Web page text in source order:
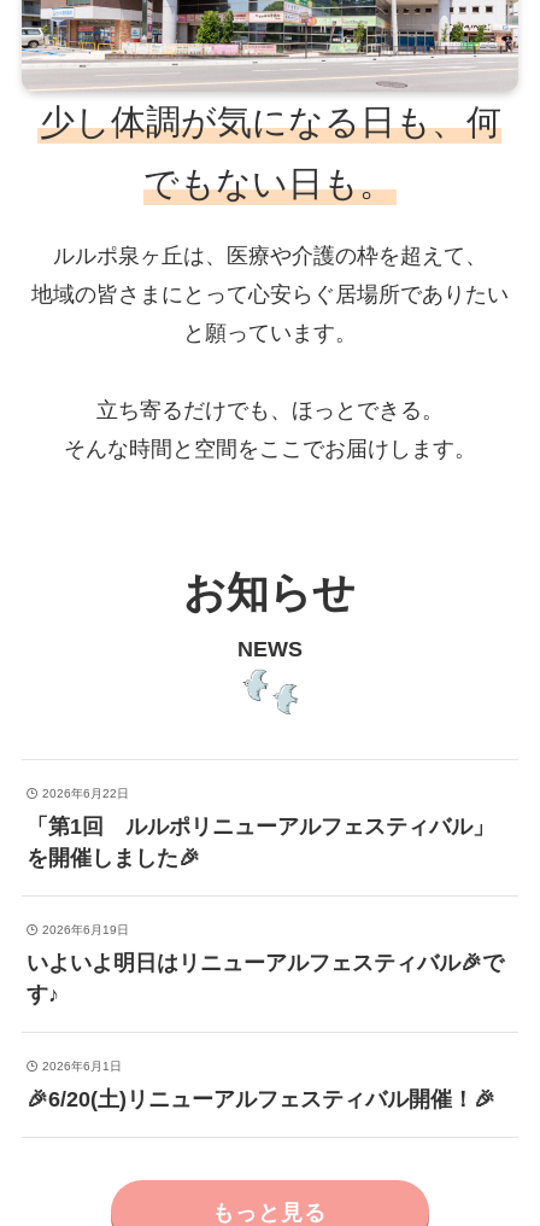
少し体調が気になる日も、何
でもない日も。
ルルポ泉ヶ丘は、医療や介護の枠を超えて、
地域の皆さまにとって心安らぐ居場所でありたい
と願っています。
立ち寄るだけでも、ほっとできる。
そんな時間と空間をここでお届けします。
お知らせ
NEWS
2026年6月22日
「第1回 ルルポリニューアルフェスティバル」
を開催しました🎉
2026年6月19日
いよいよ明日はリニューアルフェスティバル🎉で
す♪
2026年6月1日
🎉6/20(土)リニューアルフェスティバル開催！🎉
もっと見る